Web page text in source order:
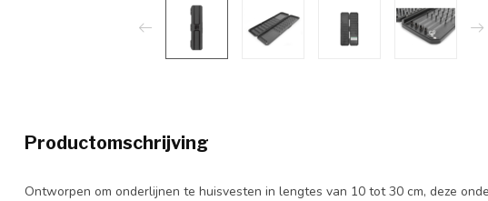
Productomschrijving
Ontworpen om onderlijnen te huisvesten in lengtes van 10 tot 30 cm, deze